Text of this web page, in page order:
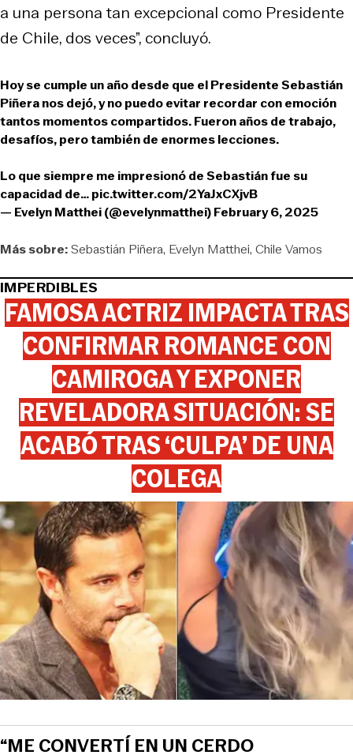
a una persona tan excepcional como Presidente
de Chile, dos veces”, concluyó.
Hoy se cumple un año desde que el Presidente Sebastián
Piñera nos dejó, y no puedo evitar recordar con emoción
tantos momentos compartidos. Fueron años de trabajo,
desafíos, pero también de enormes lecciones.
Lo que siempre me impresionó de Sebastián fue su
capacidad de…pic.twitter.com/2YaJxCXjvB
— Evelyn Matthei (@evelynmatthei)February 6, 2025
Más sobre:Sebastián Piñera Evelyn Matthei Chile Vamos
IMPERDIBLES
FAMOSA ACTRIZ IMPACTA TRAS
CONFIRMAR ROMANCE CON
CAMIROGA Y EXPONER
REVELADORA SITUACIÓN: SE
ACABÓ TRAS ‘CULPA’ DE UNA
COLEGA
“ME CONVERTÍ EN UN CERDO